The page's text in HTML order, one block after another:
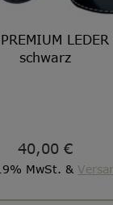
LEDER
schwarz
40,00 €
MwSt. &